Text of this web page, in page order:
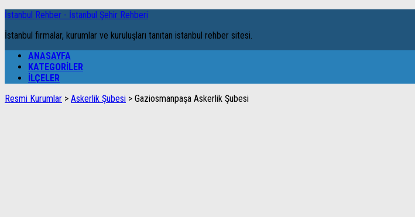
İstanbul Rehber - İstanbul Şehir Rehberi
İstanbul firmalar, kurumlar ve kuruluşları tanıtan istanbul rehber sitesi.
ANASAYFA
KATEGORILER
İLÇELER
Resmi Kurumlar > Askerlik Şubesi > Gaziosmanpaşa Askerlik Şubesi